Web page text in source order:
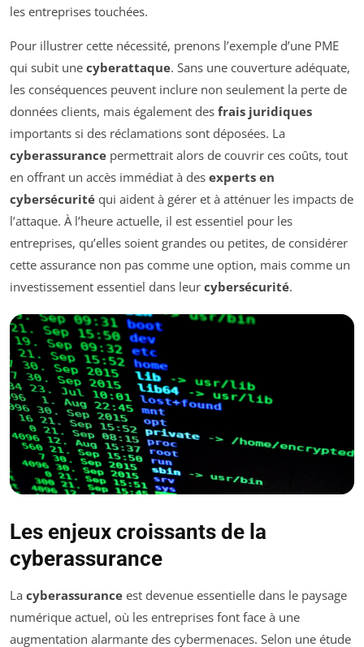
les entreprises touchées.
Pour illustrer cette nécessité, prenons l’exemple d’une PME
qui subit une cyberattaque. Sans une couverture adéquate,
les conséquences peuvent inclure non seulement la perte de
données clients, mais également des frais juridiques
importants si des réclamations sont déposées. La
cyberassurance permettrait alors de couvrir ces coûts, tout
en offrant un accès immédiat à des experts en
cybersécurité qui aident à gérer et à atténuer les impacts de
l’attaque. À l’heure actuelle, il est essentiel pour les
entreprises, qu’elles soient grandes ou petites, de considérer
cette assurance non pas comme une option, mais comme un
investissement essentiel dans leur cybersécurité.
Les enjeux croissants de la
cyberassurance
La cyberassurance est devenue essentielle dans le paysage
numérique actuel, où les entreprises font face à une
augmentation alarmante des cybermenaces. Selon une étude